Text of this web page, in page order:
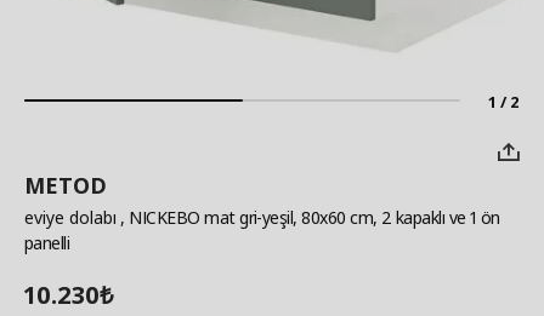
1 / 2
METOD
eviye dolabı , NICKEBO mat gri-yeşil, 80x60 cm, 2 kapaklı ve 1 ön
panelli
10.230₺